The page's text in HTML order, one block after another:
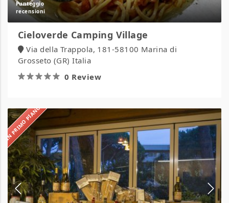
Cieloverde Camping Village
Via della Trappola, 181-58100 Marina di
Grosseto (GR) Italia
0 Review
IN PRIMO PIANO
Park
Hotel
Marinetta